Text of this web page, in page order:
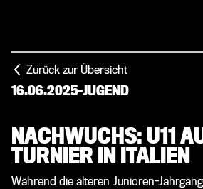
Zurück zur Übersicht
16.06.2025-JUGEND
NACHWUCHS: U11
TURNIER IN ITALIEN
Während die älteren Junioren-